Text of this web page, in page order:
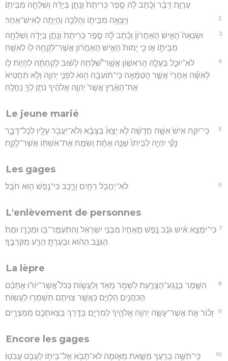
עֶרְוַ֣ת דָּבָ֔ר וְכָ֨תַב לָ֜הּ סֵ֤פֶר כְּרִיתֻת֙ וְנָתַ֣ן בְּיָדָ֔הּ וְשִׁלְּחָ֖הּ מִבֵּיתֽוֹ׃
2 וְיָצְאָ֖ה מִבֵּית֑וֹ וְהָלְכָ֖ה וְהָיְתָ֥ה לְאִישׁ־אַחֵֽר׃
3
וּשְׂנֵאָהּ֮ הָאִ֣ישׁ הָאַחֲרוֹן֒ וְכָ֨תַב לָ֜הּ סֵ֤פֶר כְּרִיתֻת֙ וְנָתַ֣ן בְּיָדָ֔הּ וְשִׁלְּחָ֖הּ
מִבֵּית֑וֹ א֣וֹ כִ֤י יָמוּת֙ הָאִ֣ישׁ הָאַחֲר֔וֹן אֲשֶׁר־לְקָחָ֥הּ ל֖וֹ לְאִשָּֽׁה׃
4
לֹא־יוּכַ֣ל בַּעְלָ֣הּ הָרִאשׁ֣וֹן אֲשֶֽׁר־שִׁ֠לְּחָהּ לָשׁ֨וּב לְקַחְתָּ֜הּ לִהְי֧וֹת ל֣וֹ
לְאִשָּׁ֗ה אַחֲרֵי֙ אֲשֶׁ֣ר הֻטַּמָּ֔אָה כִּֽי־תוֹעֵבָ֥ה הִ֖וא לִפְנֵ֣י יְהוָ֑ה וְלֹ֤א תַחֲטִיא֙
אֶת־הָאָ֔רֶץ אֲשֶׁר֙ יְהוָ֣ה אֱלֹהֶ֔יךָ נֹתֵ֥ן לְךָ֖ נַחֲלָֽה׃
Le jeune marié
5
כִּֽי־יִקַּ֥ח אִישׁ֙ אִשָּׁ֣ה חֲדָשָׁ֔ה לֹ֤א יֵצֵא֙ בַּצָּבָ֔א וְלֹא־יַעֲבֹ֥ר עָלָ֖יו לְכָל־דָּבָ֑ר
נָקִ֞י יִהְיֶ֤ה לְבֵיתוֹ֙ שָׁנָ֣ה אֶחָ֔ת וְשִׂמַּ֖ח אֶת־אִשְׁתּ֥וֹ אֲשֶׁר־לָקָֽח׃
Les gages
6 לֹא־יַחֲבֹ֥ל רֵחַ֖יִם וָרָ֑כֶב כִּי־נֶ֖פֶשׁ ה֥וּא חֹבֵֽל׃
L'enlèvement de personnes
7 כִּי־יִמָּצֵ֣א אִ֗ישׁ גֹּנֵ֨ב נֶ֤פֶשׁ מֵאֶחָיו֙ מִבְּנֵ֣י יִשְׂרָאֵ֔ל וְהִתְעַמֶּר־בּ֖וֹ וּמְכָר֑וֹ וּמֵת֙
הַגַּנָּ֣ב הַה֔וּא וּבִֽעַרְתָּ֥ הָרָ֖ע מִקִּרְבֶּֽךָ׃
La lèpre
8
הִשָּׁ֧מֶר בְּנֶֽגַע־הַצָּרַ֛עַת לִשְׁמֹ֥ר מְאֹ֖ד וְלַעֲשׂ֑וֹת כְּכֹל֩ אֲשֶׁר־יוֹר֨וּ אֶתְכֶ֜ם
הַכֹּהֲנִ֧ים הַלְוִיִּ֛ם כַּאֲשֶׁ֥ר צִוִּיתִ֖ם תִּשְׁמְר֥וּ לַעֲשֽׂוֹת׃
9 זָכ֕וֹר אֵ֧ת אֲשֶׁר־עָשָׂ֛ה יְהוָ֥ה אֱלֹהֶ֖יךָ לְמִרְיָ֑ם בַּדֶּ֖רֶךְ בְּצֵאתְכֶ֥ם מִמִּצְרָֽיִם׃
Encore les gages
10 כִּֽי־תַשֶּׁ֥ה בְרֵֽעֲךָ מַשַּׁ֣את מְא֑וּמָה לֹא־תָבֹ֥א אֶל־בֵּית֖וֹ לַעֲבֹ֥ט עֲבֹטֽוֹ׃